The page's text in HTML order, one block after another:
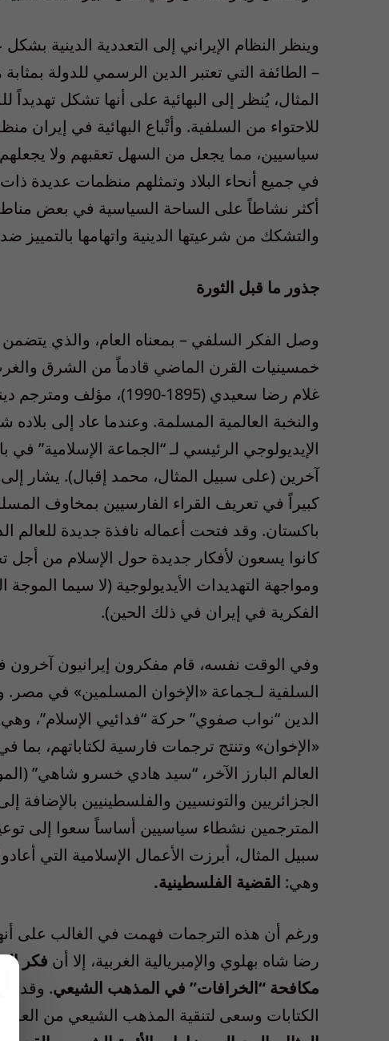
وينظر النظام الإيراني إلى التعددية الدينية
– الطائفة التي تعتبر الدين الرسمي للدولة
المثال، يُنظر إلى البهائية على أنها تشكل
للاحتواء من السلفية. وأتْباع البهائية في إيران
سياسيين، مما يجعل من السهل تعقبهم ولا
في جميع أنحاء البلاد وتمثلهم منظمات عديدة
أكثر نشاطاً على الساحة السياسية في بعض
والتشكك من شرعيتها الدينية واتهامها بالتمييز
جذور ما قبل الثورة
وصل الفكر السلفي – بمعناه العام، والذي
خمسينيات القرن الماضي قادماً من الشرق
غلام رضا سعيدي (1895-
والنخبة العالمية المسلمة. وعندما عاد إلى
الإيديولوجي الرئيسي لـ “الجماعة
آخرين (على سبيل المثال، محمد إقبال). يشار
كبيراً في تعريف القراء الفارسيين بمخاوف
باكستان. وقد فتحت أعماله نافذة جديدة للعالم
كانوا يسعون لأفكار جديدة حول الإسلام من
ومواجهة التهديدات الأيديولوجية (لا سيما
الفكرية في إيران في ذلك الحين).
وفي الوقت نفسه، قام مفكرون إيرانيون آخرون
السلفية لـجماعة «الإخوان المسلمين» في
الدين “نواب صفوي” حركة “فدائيي الإسلام”،
«الإخوان» وتنتج ترجمات فارسية لكتاباتهم،
الجزائريين والتونسيين والفلسطينيين
المترجمين نشطاء سياسيين أساساً سعوا إلى
سبيل المثال، أبرزت الأعمال الإسلامية التي
وهي: القضية الفلسطينية.
ورغم أن هذه الترجمات فهمت في الغالب على
رضا شاه بهلوي والإمبريالية الغربية، إلا أن فكر
مكافحة “الخرافات” في المذهب الشيعي
الكتابات وسعى لتنقية المذهب الشيعي من